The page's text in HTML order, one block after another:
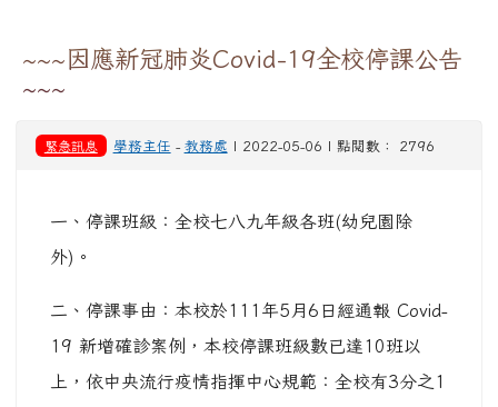
~~~因應新冠肺炎Covid-19全校停課公告
~~~
緊急訊息 學務主任 - 教務處 | 2022-05-06 | 點閱數： 2796
一、停課班級：全校七八九年級各班(幼兒園除
外)。
二、停課事由：本校於111年5月6日經通報 Covid-
19 新增確診案例，本校停課班級數已達10班以
上，依中央流行疫情指揮中心規範：全校有3分之1